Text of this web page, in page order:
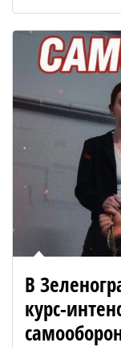
В
курс-